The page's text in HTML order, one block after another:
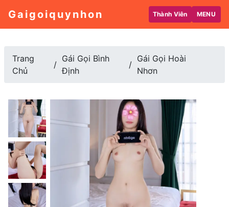
Gaigoiquynhon Thành Viên MENU
Trang
Chủ
Gái Gọi Bình
Định
Gái Gọi Hoài
Nhơn